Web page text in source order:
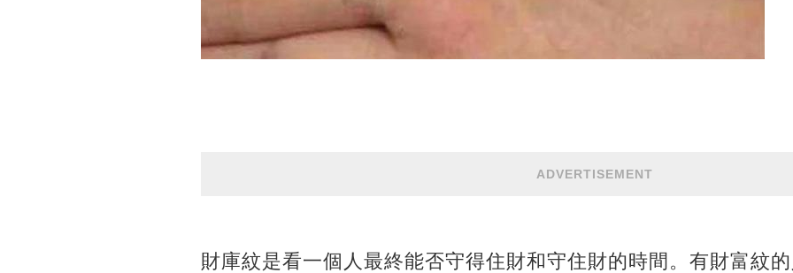
ADVERTISEMENT
財庫紋是看一個人最終能否守得住財和守住財的時間。有財富紋